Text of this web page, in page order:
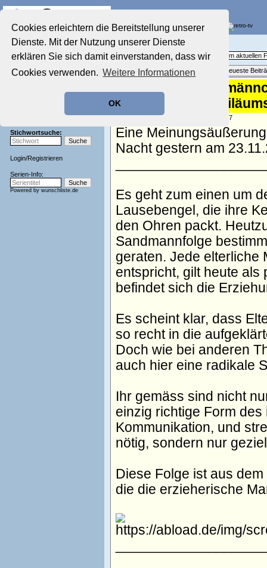
Cookies erleichtern die Bereitstellung unserer
Dienste. Mit der Nutzung unserer Dienste
erklären Sie sich damit einverstanden, dass wir
Cookies verwenden. Weitere Informationen
OK
Startseite
Aktuelles Forum
Film-Forum
Zeichentrick-Forum
Stichwortsuche:
Login/Registrieren
Serien-Info:
Powered by wunschliste.de
Aktuelles Forum
Fragen, Antworten und Meinungen zum aktuellen
Themenübersicht • Neues Thema Neueste
Re: "Unser
Specials und
geschrieben von: , 24.11.19 14:07
Eine
Nacht gestern am
Es geht zum einen um
Lausebengel, die ihre
den Ohren packt.
Sandmannfolge
geraten. Jede elterliche
entspricht, gilt heute
befindet sich die
Es scheint klar, dass
so recht in die
Doch wie bei anderen
auch hier eine radikale
Ihr gemäss sind nicht
einzig richtige Form
Kommunikation, und
nötig, sondern nur
Diese Folge ist aus
die die erzieherische